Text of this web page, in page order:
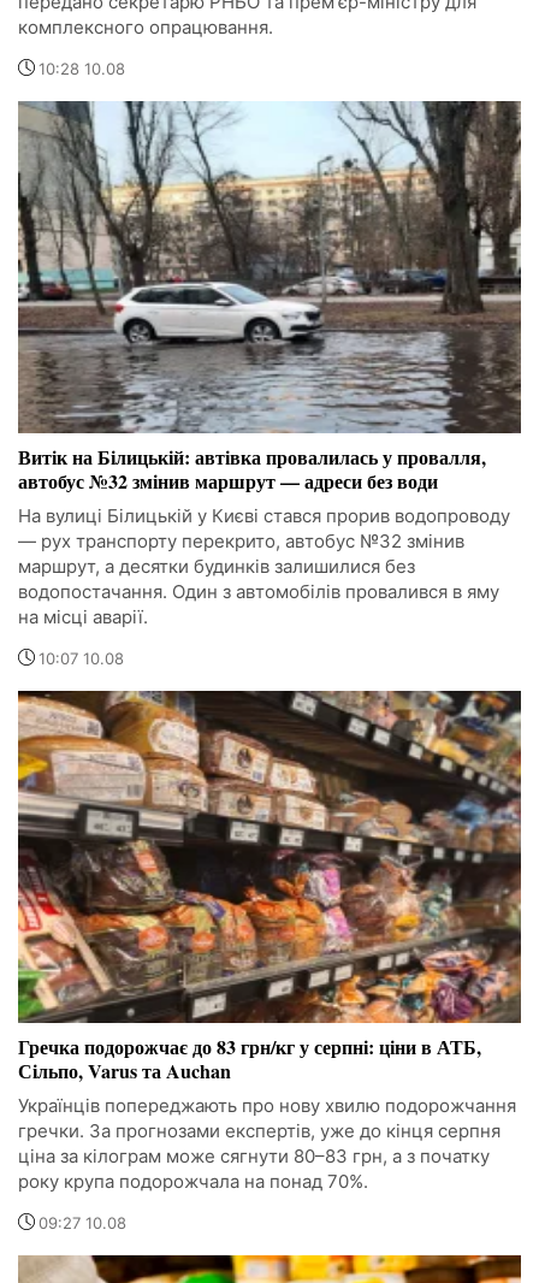
комплексного опрацювання.
10:28 10.08
Витік на Білицькій: автівка провалилась у провалля,
автобус №32 змінив маршрут — адреси без води
На вулиці Білицькій у Києві стався прорив водопроводу
— рух транспорту перекрито, автобус №32 змінив
маршрут, а десятки будинків залишилися без
водопостачання. Один з автомобілів провалився в яму
на місці аварії.
10:07 10.08
Гречка подорожчає до 83 грн/кг у серпні: ціни в АТБ,
Сільпо, Varus та Auchan
Українців попереджають про нову хвилю подорожчання
гречки. За прогнозами експертів, уже до кінця серпня
ціна за кілограм може сягнути 80–83 грн, а з початку
року крупа подорожчала на понад 70%.
09:27 10.08